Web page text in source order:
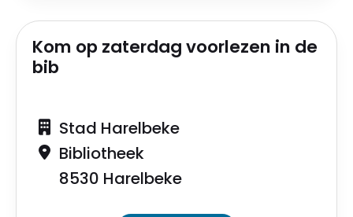
Kom op zaterdag voorlezen in de
bib
Stad Harelbeke
Bibliotheek
8530 Harelbeke